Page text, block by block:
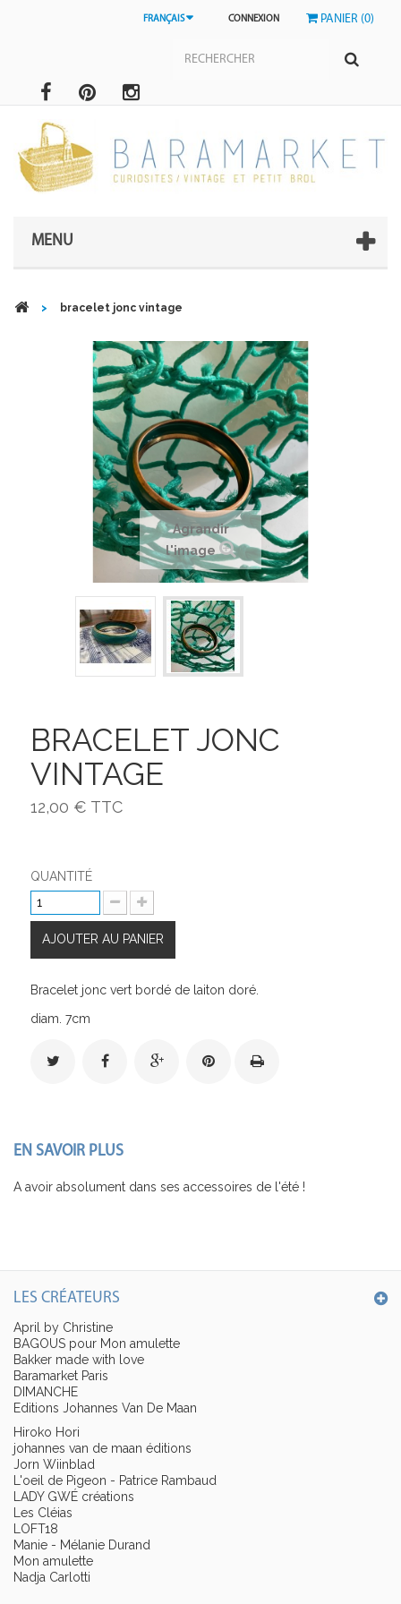
PANIER (0)
CONNEXION
FRANÇAIS
MENU
> bracelet jonc vintage
Agrandir
l'image
BRACELET JONC
VINTAGE
12,00 € TTC
QUANTITÉ
AJOUTER AU PANIER
Bracelet jonc vert bordé de laiton doré.
diam. 7cm
EN SAVOIR PLUS
A avoir absolument dans ses accessoires de l'été !
LES CRÉATEURS
April by Christine
BAGOUS pour Mon amulette
Bakker made with love
Baramarket Paris
DIMANCHE
Editions Johannes Van De Maan
Hiroko Hori
johannes van de maan éditions
Jorn Wiinblad
L'oeil de Pigeon - Patrice Rambaud
LADY GWÉ créations
Les Cléias
LOFT18
Manie - Mélanie Durand
Mon amulette
Nadja Carlotti